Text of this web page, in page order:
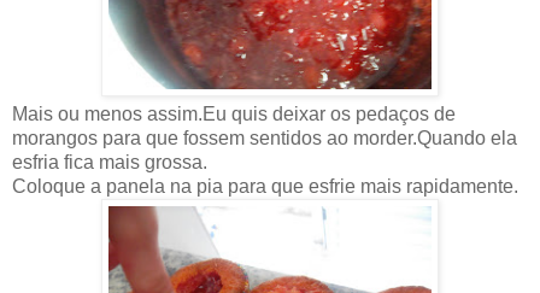
Mais ou menos assim.Eu quis deixar os pedaços de
morangos para que fossem sentidos ao morder.Quando ela
esfria fica mais grossa.
Coloque a panela na pia para que esfrie mais rapidamente.